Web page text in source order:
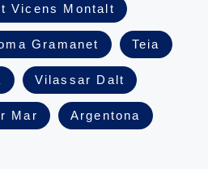
Vicens Montalt
Gramanet Teia
Vilassar Dalt
Mar Argentona